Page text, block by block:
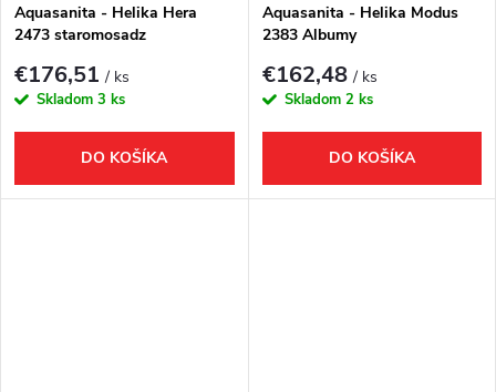
Aquasanita - Helika Hera
2473 staromosadz
€176,51/ ks
Skladom 3 ks
DO KOŠÍKA
Aquasanita - Helika Modus
2383 Albumy
€162,48/ ks
Skladom 2 ks
DO KOŠÍKA